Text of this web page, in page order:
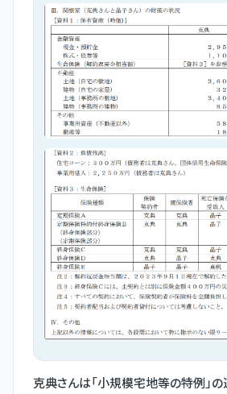
克典さんは「小規模宅地等の特例」の